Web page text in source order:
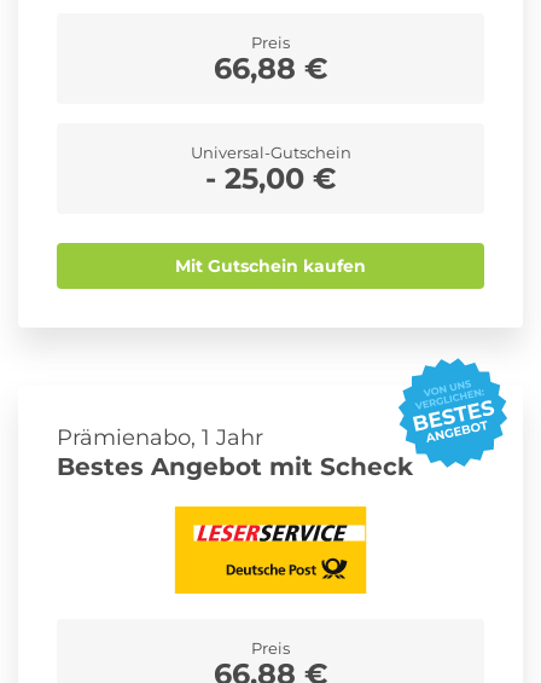
News
Login
Preis
66,88 €
Universal-Gutschein
- 25,00 €
Mit Gutschein kaufen
Prämienabo, 1 Jahr
Bestes Angebot mit Scheck
Preis
66,88 €